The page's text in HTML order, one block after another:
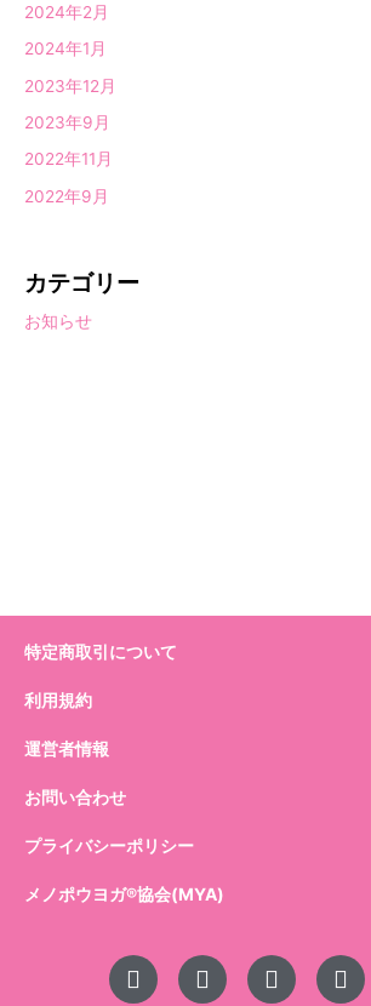
2024年2月
2024年1月
2023年12月
2023年9月
2022年11月
2022年9月
カテゴリー
お知らせ
特定商取引について
利用規約
運営者情報
お問い合わせ
プライバシーポリシー
メノポウヨガ®️協会(MYA)
L
i
I
n
Y
o
X
-